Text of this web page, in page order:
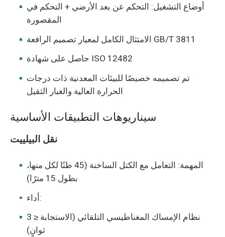
أوضاع التشغيل: التحكم عن بعد الأرضي + التحكم في
المقصورة
الامتثال الكامل لمعيار تصميم الرافعة GB/T 3811
حاصل على شهادة ISO 12482
تم تصميمه خصيصًا للبيئات المعدنية ذات درجات
الحرارة العالية والغبار الثقيل
سيناريوهات التطبيقات الأساسية
نقل البيلييت
المهمة: التعامل مع الكتل الساخنة (45 طنًا لكل منها،
بطول 15 مترًا)
أداء:
نظام الإمساك المغناطيسي التلقائي (الاستجابة ≤ 3
ثوانٍ)